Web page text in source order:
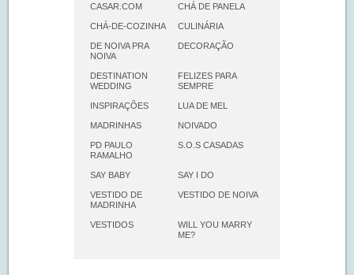
CASAR.COM CHÁ DE PANELA
CHÁ-DE-COZINHA CULINÁRIA
DE NOIVA PRA
NOIVA
DECORAÇÃO
DESTINATION
WEDDING
FELIZES PARA
SEMPRE
INSPIRAÇÕES LUA DE MEL
MADRINHAS NOIVADO
PD PAULO
RAMALHO
S.O.S CASADAS
SAY BABY SAY I DO
VESTIDO DE
MADRINHA
VESTIDO DE NOIVA
VESTIDOS
WILL YOU MARRY
ME?